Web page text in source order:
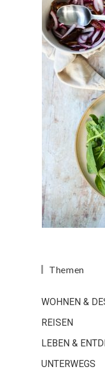
Themen
WOHNEN &
REISEN
LEBEN &
UNTERWEGS